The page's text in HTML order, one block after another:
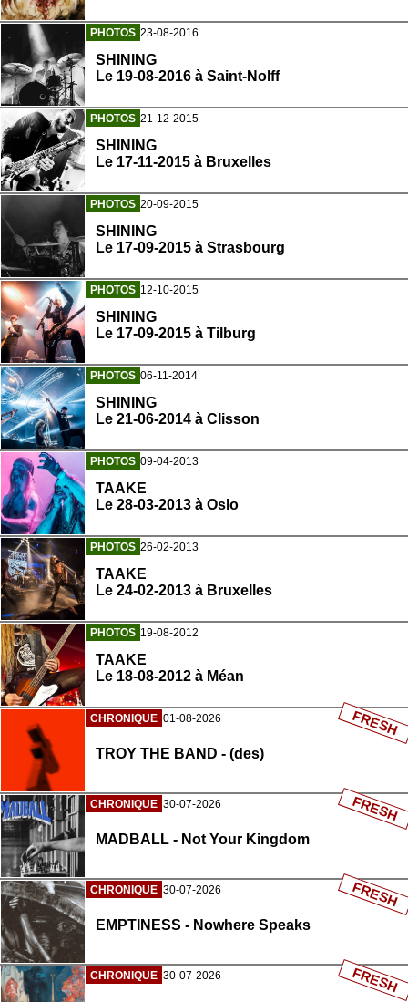
PHOTOS 23-08-2016
SHINING
Le 19-08-2016 à Saint-Nolff
PHOTOS 21-12-2015
SHINING
Le 17-11-2015 à Bruxelles
PHOTOS 20-09-2015
SHINING
Le 17-09-2015 à Strasbourg
PHOTOS 12-10-2015
SHINING
Le 17-09-2015 à Tilburg
PHOTOS 06-11-2014
SHINING
Le 21-06-2014 à Clisson
PHOTOS 09-04-2013
TAAKE
Le 28-03-2013 à Oslo
PHOTOS 26-02-2013
TAAKE
Le 24-02-2013 à Bruxelles
PHOTOS 19-08-2012
TAAKE
Le 18-08-2012 à Méan
CHRONIQUE 01-08-2026
TROY THE BAND - (des)
FRESH
CHRONIQUE 30-07-2026
MADBALL - Not Your Kingdom
FRESH
CHRONIQUE 30-07-2026
EMPTINESS - Nowhere Speaks
FRESH
CHRONIQUE 30-07-2026 FRESH